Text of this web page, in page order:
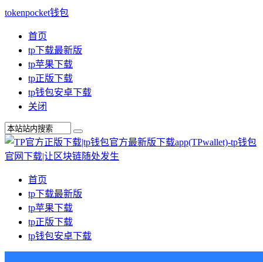
tokenpocket钱包
首页
tp下载最新版
tp苹果下载
tp正版下载
tp钱包安卓下载
关闭
首页
tp下载最新版
tp苹果下载
tp正版下载
tp钱包安卓下载